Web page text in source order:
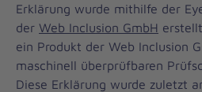
Erklärung wurde mithilfe der
der Web Inclusion GmbH
ein Produkt der Web Inclusion
maschinell überprüfbaren
Diese Erklärung wurde zuletzt